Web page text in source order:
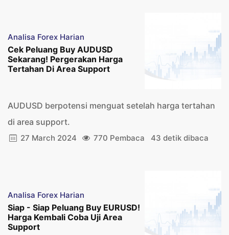
Analisa Forex Harian
Cek Peluang Buy AUDUSD
Sekarang! Pergerakan Harga
Tertahan Di Area Support
AUDUSD berpotensi menguat setelah harga tertahan
di area support.
27 March 2024 770 Pembaca 43 detik dibaca
Analisa Forex Harian
Siap - Siap Peluang Buy EURUSD!
Harga Kembali Coba Uji Area
Support